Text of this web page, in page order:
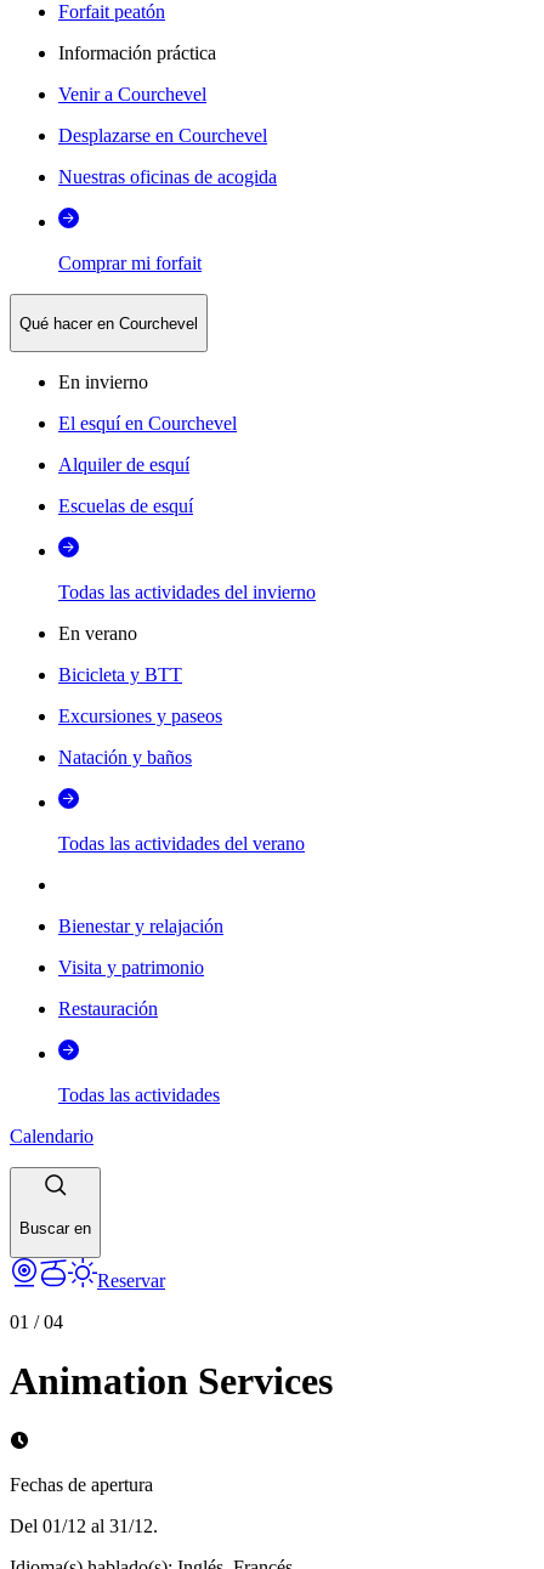
Forfait peatón
Información práctica
Venir a Courchevel
Desplazarse en Courchevel
Nuestras oficinas de acogida
Comprar mi forfait
Qué hacer en Courchevel
En invierno
El esquí en Courchevel
Alquiler de esquí
Escuelas de esquí
Todas las actividades del invierno
En verano
Bicicleta y BTT
Excursiones y paseos
Natación y baños
Todas las actividades del verano
Bienestar y relajación
Visita y patrimonio
Restauración
Todas las actividades
Calendario
Buscar en
Reservar
01 /04
Animation Services
Fechas de apertura
Del 01/12 al 31/12.